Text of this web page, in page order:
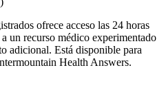
ofrece acceso las 24 horas
un recurso médico experimentado
adicional. Está disponible para
Health Answers.